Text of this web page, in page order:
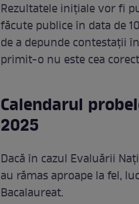
Rezultatele inițiale vor fi
făcute publice în data de
de a depunde contestații
primit-o nu este cea
Calendarul
2025
Dacă în cazul Evaluării
au rămas aproape la fel,
Bacalaureat.